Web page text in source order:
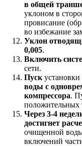
в общей
уклоном в
провисание
во избежание
Уклон
0,005.
Включить
сети.
Пуск установки
воды с
компрессора.
положительных
Через 3-4
достигнет
очищенной
включений